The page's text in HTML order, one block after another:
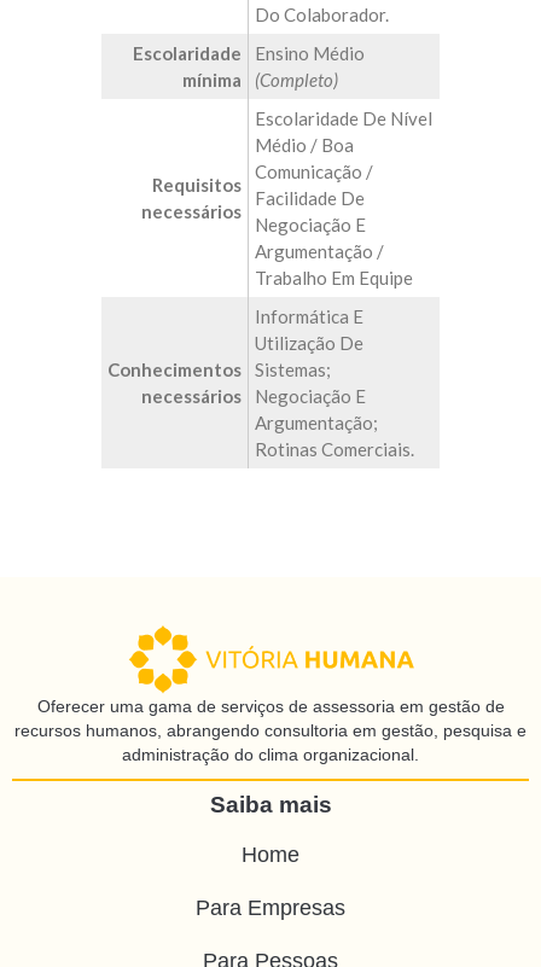
Do Colaborador.
Escolaridade
mínima
Ensino Médio
(Completo)
Requisitos
necessários
Escolaridade De Nível
Médio / Boa
Comunicação /
Facilidade De
Negociação E
Argumentação /
Trabalho Em Equipe
Conhecimentos
necessários
Informática E
Utilização De
Sistemas;
Negociação E
Argumentação;
Rotinas Comerciais.
Oferecer uma gama de serviços de assessoria em gestão de
recursos humanos, abrangendo consultoria em gestão, pesquisa e
administração do clima organizacional.
Saiba mais
Home
Para Empresas
Para Pessoas